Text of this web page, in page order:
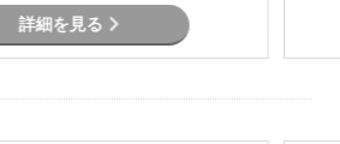
詳細を見る